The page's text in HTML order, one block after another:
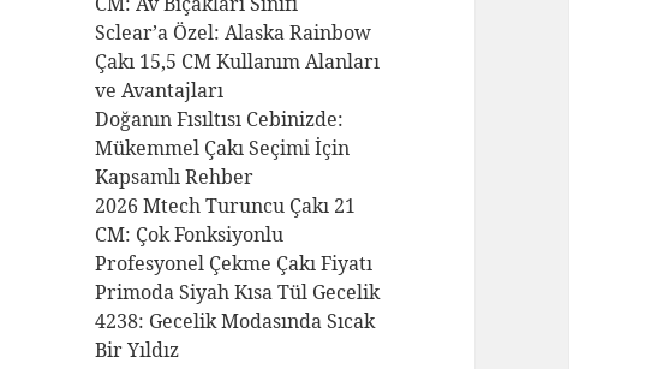
Sclear’a Özel: Alaska Rainbow
Çakı 15,5 CM Kullanım Alanları
ve Avantajları
Doğanın Fısıltısı Cebinizde:
Mükemmel Çakı Seçimi İçin
Kapsamlı Rehber
2026 Mtech Turuncu Çakı 21
CM: Çok Fonksiyonlu
Profesyonel Çekme Çakı Fiyatı
Primoda Siyah Kısa Tül Gecelik
4238: Gecelik Modasında Sıcak
Bir Yıldız